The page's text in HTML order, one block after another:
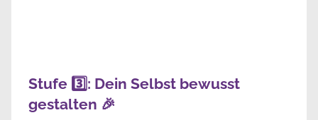
Stufe 3️⃣: Dein Selbst bewusst
gestalten 🎉